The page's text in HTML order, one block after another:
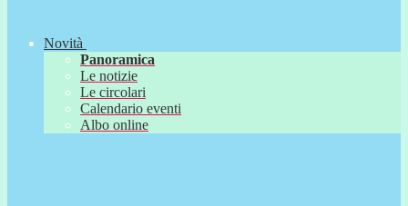
Novità
Panoramica
Le notizie
Le circolari
Calendario eventi
Albo online